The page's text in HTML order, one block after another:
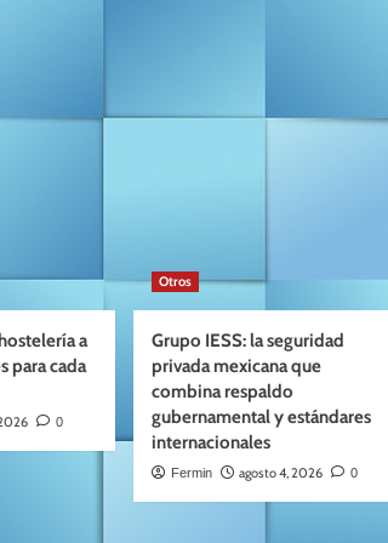
a
para cada
0
Otros
Grupo IESS: la seguridad
privada mexicana que
combina respaldo
gubernamental y estándares
internacionales
Fermin agosto 4, 2026 0